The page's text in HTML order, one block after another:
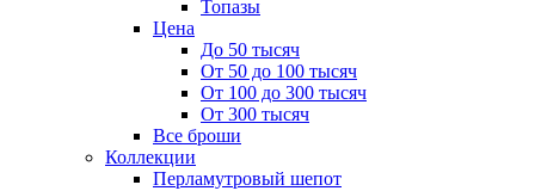
Топазы
Цена
До 50 тысяч
От 50 до 100 тысяч
От 100 до 300 тысяч
От 300 тысяч
Все броши
Коллекции
Перламутровый шепот